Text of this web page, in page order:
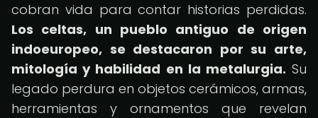
cobran vida para contar historias perdidas.
Los celtas, un pueblo antiguo de origen
indoeuropeo, se destacaron por su arte,
mitología y habilidad en la metalurgia. Su
legado perdura en objetos cerámicos, armas,
herramientas y ornamentos que revelan